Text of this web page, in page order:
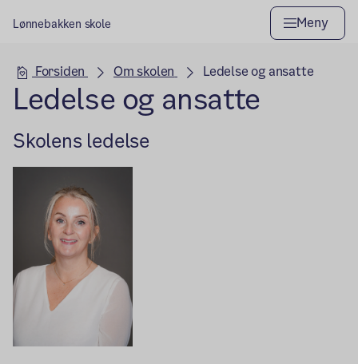
Lønnebakken skole Meny
Hovedseksjon
Forsiden Om skolen Ledelse og ansatte
Ledelse og ansatte
Skolens ledelse